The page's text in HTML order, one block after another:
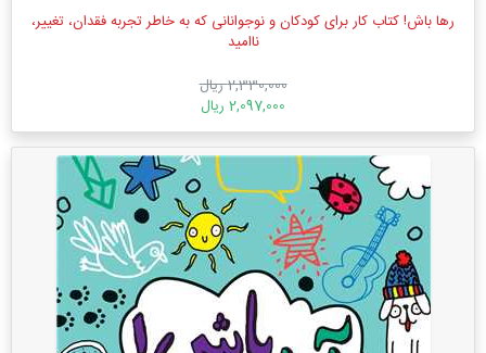
رها باش! کتاب کار برای کودکان و نوجوانانی که به خاطر تجربه فقدان، تغییر،
ناامید
2,330,000 ریال
2,097,000 ریال